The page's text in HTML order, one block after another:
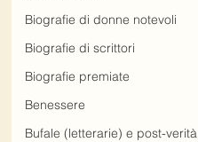
Biografie di donne notevoli
Biografie di scrittori
Biografie premiate
Benessere
Bufale (letterarie) e post-verità